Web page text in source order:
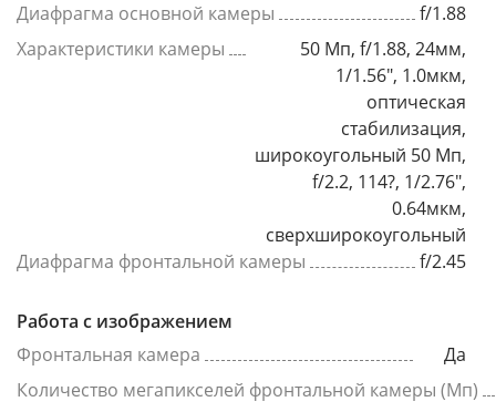
Диафрагма основной камеры
f/1.88
Характеристики камеры
50 Мп, f/1.88, 24мм,
1/1.56", 1.0мкм,
оптическая
стабилизация,
широкоугольный 50 Мп,
f/2.2, 114?, 1/2.76",
0.64мкм,
сверхширокоугольный
Диафрагма фронтальной камеры
f/2.45
Работа с изображением
Фронтальная камера
Да
Количество мегапикселей фронтальной камеры (Мп)